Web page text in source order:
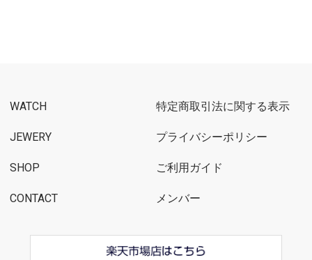
WATCH
JEWERY
SHOP
CONTACT
特定商取引法に関する表示
プライバシーポリシー
ご利用ガイド
メンバー